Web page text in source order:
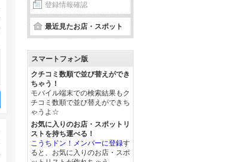
登録情報確認
最近見たお店・スポット
スマートフォン版
クチコミ数順で並び替えができ
ちゃう！
モバイル端末での検索結果もク
チコミ数順で並び替えができち
ゃうよ☆
お気に入りのお店・スポットリ
ストを持ち運べる！
こうちドン！メンバーに登録す
ると、お気に入りのお店・スポ